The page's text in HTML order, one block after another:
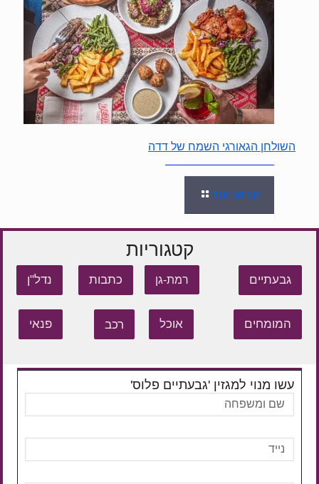
השולחן הגאורגי השמח של דדה
קראו עוד
קטגוריות
גבעתיים רמת-גן כתבות נדל"ן
המומחים אוכל רכב פנאי
עשו מנוי למגזין 'גבעתיים פלוס'